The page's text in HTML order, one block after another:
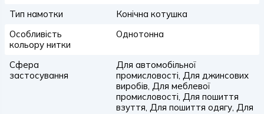
Тип намотки
Конічна котушка
Особливість
кольору нитки
Однотонна
Сфера
застосування
Для автомобільної
промисловості, Для джинсових
виробів, Для меблевої
промисловості, Для пошиття
взуття, Для пошиття одягу, Для